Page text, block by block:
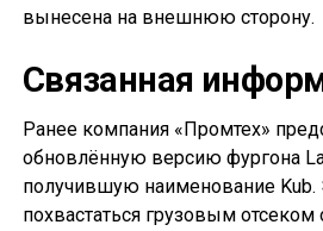
вынесена на внешнюю сторону.
Связанная
Ранее компания «Промтех»
обновлённую версию фургона
получившую наименование Kub.
похвастаться грузовым